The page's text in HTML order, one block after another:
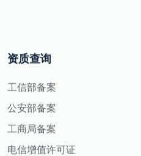
资质查询
工信部备案
公安部备案
工商局备案
电信增值许可证